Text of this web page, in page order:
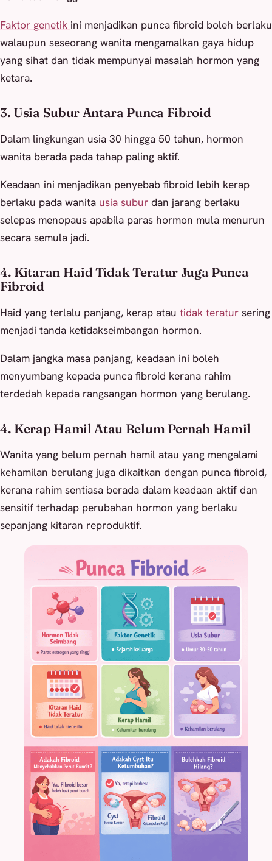
Faktor genetik ini menjadikan punca fibroid boleh berlaku
walaupun seseorang wanita mengamalkan gaya hidup
yang sihat dan tidak mempunyai masalah hormon yang
ketara.
3. Usia Subur Antara Punca Fibroid
Dalam lingkungan usia 30 hingga 50 tahun, hormon
wanita berada pada tahap paling aktif.
Keadaan ini menjadikan penyebab fibroid lebih kerap
berlaku pada wanita usia subur dan jarang berlaku
selepas menopaus apabila paras hormon mula menurun
secara semula jadi.
4. Kitaran Haid Tidak Teratur Juga Punca
Fibroid
Haid yang terlalu panjang, kerap atau tidak teratur sering
menjadi tanda ketidakseimbangan hormon.
Dalam jangka masa panjang, keadaan ini boleh
menyumbang kepada punca fibroid kerana rahim
terdedah kepada rangsangan hormon yang berulang.
4. Kerap Hamil Atau Belum Pernah Hamil
Wanita yang belum pernah hamil atau yang mengalami
kehamilan berulang juga dikaitkan dengan punca fibroid,
kerana rahim sentiasa berada dalam keadaan aktif dan
sensitif terhadap perubahan hormon yang berlaku
sepanjang kitaran reproduktif.